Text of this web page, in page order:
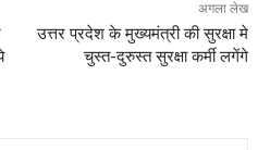
अगला लेख
उत्तर प्रदेश के मुख्यमंत्री की सुरक्षा मे
चुस्त-दुरुस्त सुरक्षा कर्मी लगेंगे